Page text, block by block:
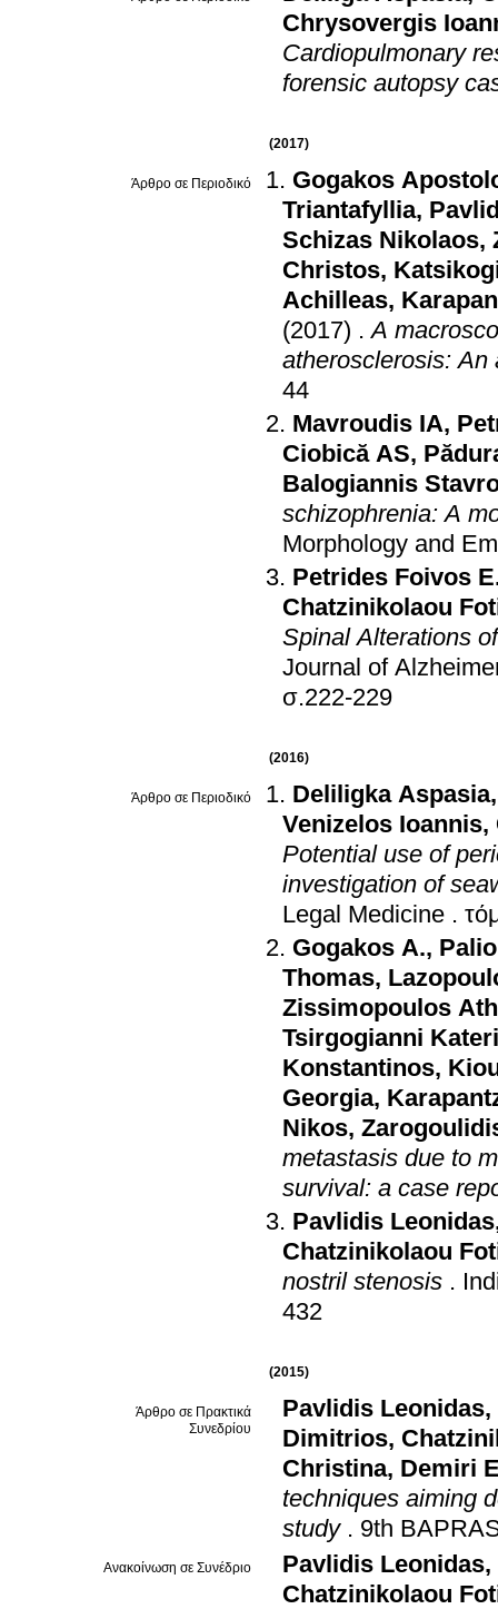
Chrysovergis
Cardiopulmonary
forensic autopsy
(2017)
Άρθρο σε Περιοδικό
Gogakos
Triantafyllia,
Schizas Nikolaos,
Christos,
Achilleas,
(2017) .A
atherosclerosis: An
44
Mavroudis IA,
Ciobică AS,
Balogiannis
schizophrenia: A
Morphology and
Petrides Foivos
Chatzinikolaou
Spinal Alterations
Journal of
σ.222-229
(2016)
Άρθρο σε Περιοδικό Deliligka Aspasia
Venizelos Ioannis,
Potential use of
investigation of
Legal Medicine .
Gogakos A.,
Thomas,
Zissimopoulos
Tsirgogianni
Konstantinos,
Georgia,
Nikos,
metastasis due to
survival: a case
Pavlidis Leonidas
Chatzinikolaou
nostril stenosis .
432
(2015)
Άρθρο σε Πρακτικά
Συνεδρίου
Pavlidis Leonidas,
Dimitrios,
Christina, Demiri
techniques aiming
study . 9th
Ανακοίνωση σε Συνέδριο Pavlidis Leonidas,
Chatzinikolaou